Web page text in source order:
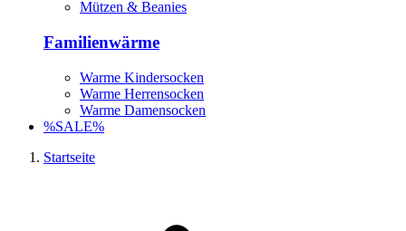
Mützen & Beanies
Familienwärme
Warme Kindersocken
Warme Herrensocken
Warme Damensocken
%SALE%
Startseite